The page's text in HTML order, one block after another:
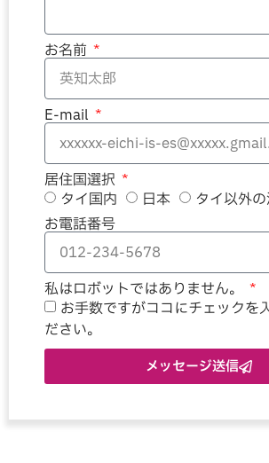
お名前
E-mail
居住国選択
タイ国内
日本
タイ以外
お電話番号
私はロボットではありません。
お手数ですがココにチェックを
ださい。
メッセージ送信